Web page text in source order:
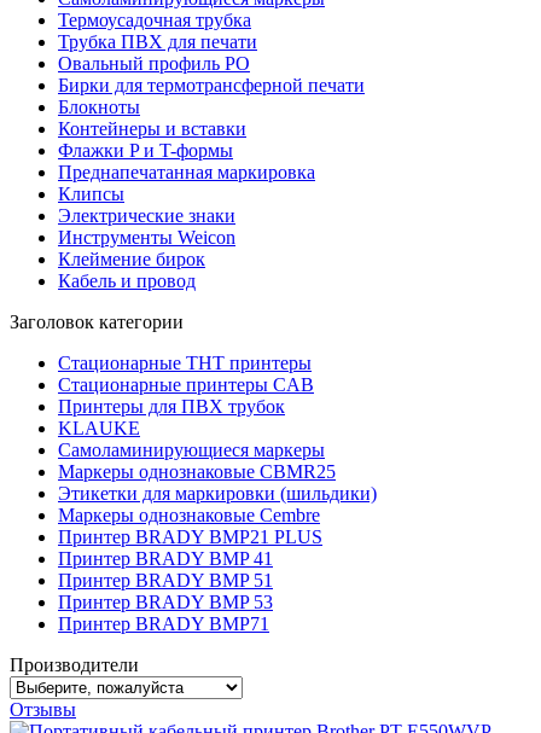
Термоусадочная трубка
Трубка ПВХ для печати
Овальный профиль PO
Бирки для термотрансферной печати
Блокноты
Контейнеры и вставки
Флажки P и T-формы
Преднапечатанная маркировка
Клипсы
Электрические знаки
Инструменты Weicon
Клеймение бирок
Кабель и провод
Заголовок категории
Стационарные THT принтеры
Стационарные принтеры CAB
Принтеры для ПВХ трубок
KLAUKE
Самоламинирующиеся маркеры
Маркеры однознаковые CBMR25
Этикетки для маркировки (шильдики)
Маркеры однознаковые Cembre
Принтер BRADY BMP21 PLUS
Принтер BRADY BMP 41
Принтер BRADY BMP 51
Принтер BRADY BMP 53
Принтер BRADY BMP71
Производители
Отзывы